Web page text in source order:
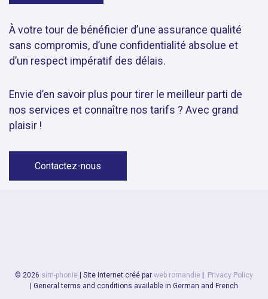
À votre tour de bénéficier d’une assurance qualité
sans compromis, d’une confidentialité absolue et
d’un respect impératif des délais.
Envie d’en savoir plus pour tirer le meilleur parti de
nos services et connaître nos tarifs ? Avec grand
plaisir !
Contactez-nous
© 2026 sim-phonie | Site Internet créé par web romandie | Privacy Policy
| General terms and conditions available in German and French